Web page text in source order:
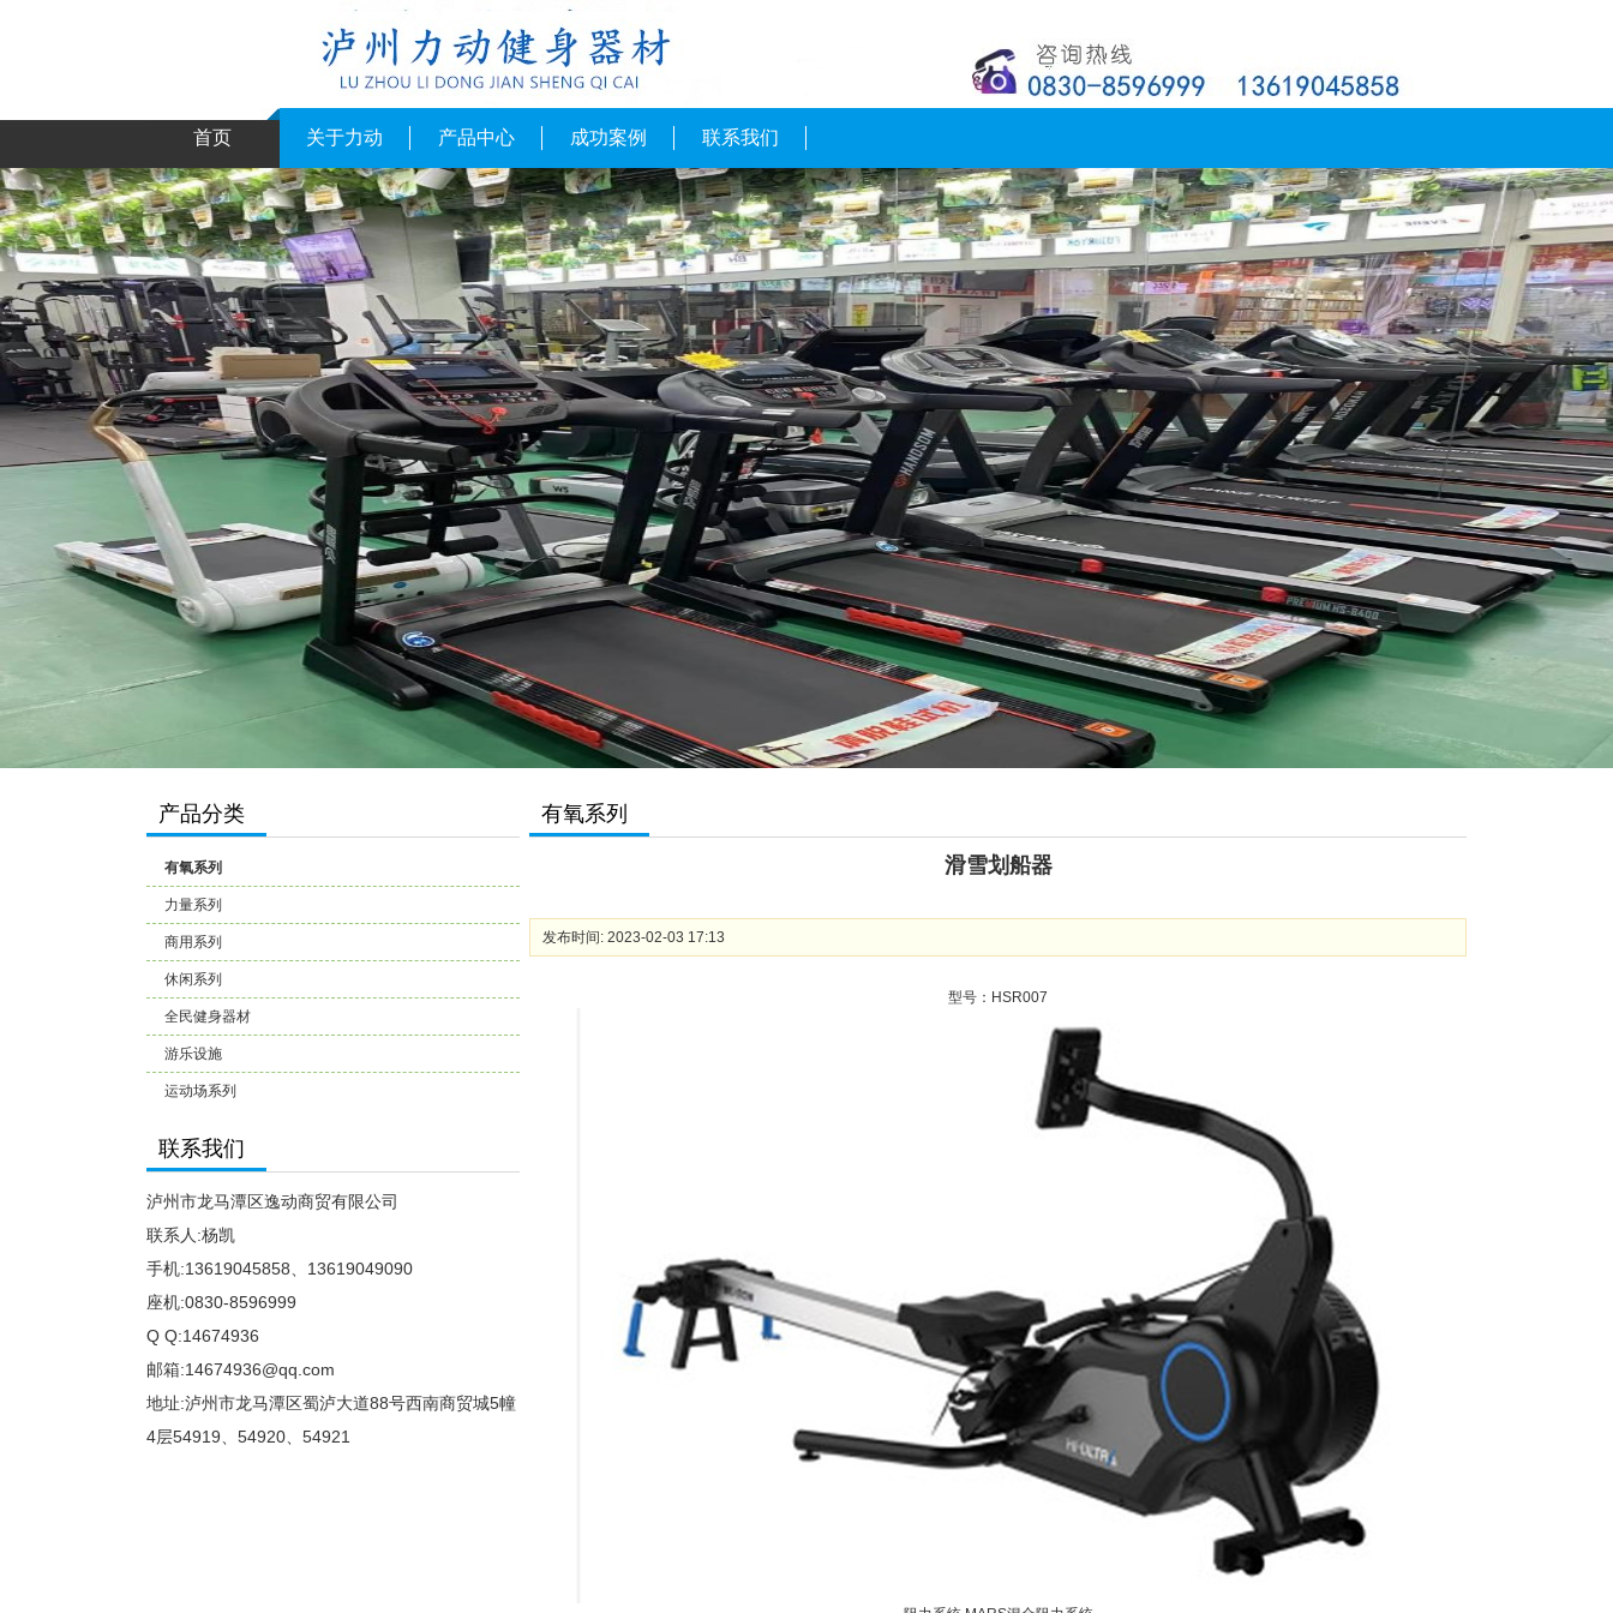
首页 关于力动 产品中心 成功案例 联系我们
产品分类
有氧系列
力量系列
商用系列
休闲系列
全民健身器材
游乐设施
运动场系列
联系我们
泸州市龙马潭区逸动商贸有限公司
联系人:杨凯
手机:13619045858、13619049090
座机:0830-8596999
Q Q:14674936
邮箱:14674936@qq.com
地址:泸州市龙马潭区蜀泸大道88号西南商贸城5幢
4层54919、54920、54921
有氧系列
滑雪划船器
发布时间: 2023-02-03 17:13
型号：HSR007